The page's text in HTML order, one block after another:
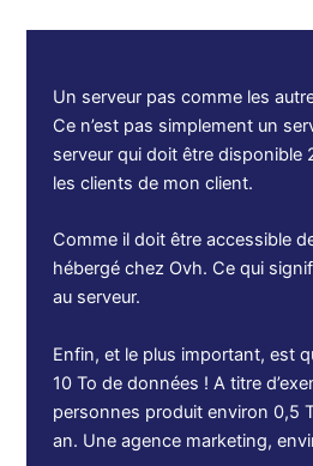
Un serveur pas comme les
Ce n’est pas simplement un
serveur qui doit être disponible
les clients de mon client.
Comme il doit être accessible
hébergé chez Ovh. Ce qui
au serveur.
Enfin, et le plus important, est
10 To de données ! A titre
personnes produit environ 0,5
an. Une agence marketing,